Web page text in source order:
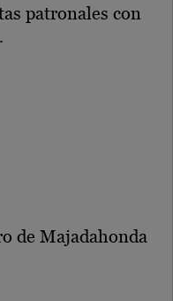
patronales con
de Majadahonda